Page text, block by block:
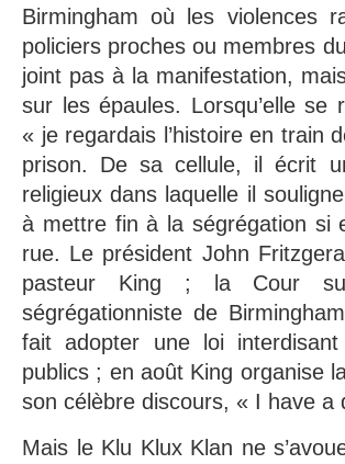
Birmingham où les violences
policiers proches ou membres
joint pas à la manifestation,
sur les épaules. Lorsqu’elle se
« je regardais l’histoire en train
prison. De sa cellule, il écrit
religieux dans laquelle il
à mettre fin à la ségrégation si
rue. Le président John
pasteur King ; la Cour
ségrégationniste de
fait adopter une loi
publics ; en août King organise
son célèbre discours, « I have a
Mais le Klu Klux Klan ne